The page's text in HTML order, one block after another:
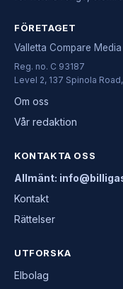
FÖRETAGET
Valletta Compare Media
Reg. no. C 93187
Level 2, 137 Spinola
Om oss
Vår redaktion
KONTAKTA OSS
Allmänt:
Kontakt
Rättelser
UTFORSKA
Elbolag